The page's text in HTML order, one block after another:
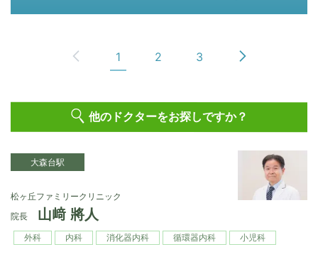
1 2 3
他のドクターをお探しですか？
大森台駅
松ヶ丘ファミリークリニック
院長
山﨑 將人
外科 内科 消化器内科 循環器内科 小児科